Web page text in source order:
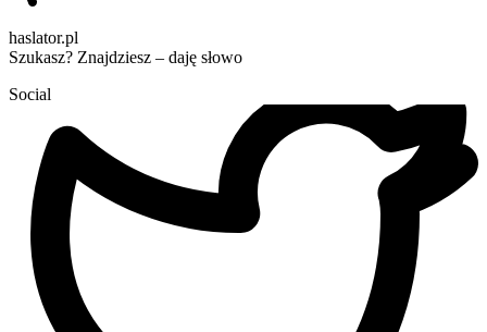
haslator.pl
Szukasz? Znajdziesz – daję słowo
Social